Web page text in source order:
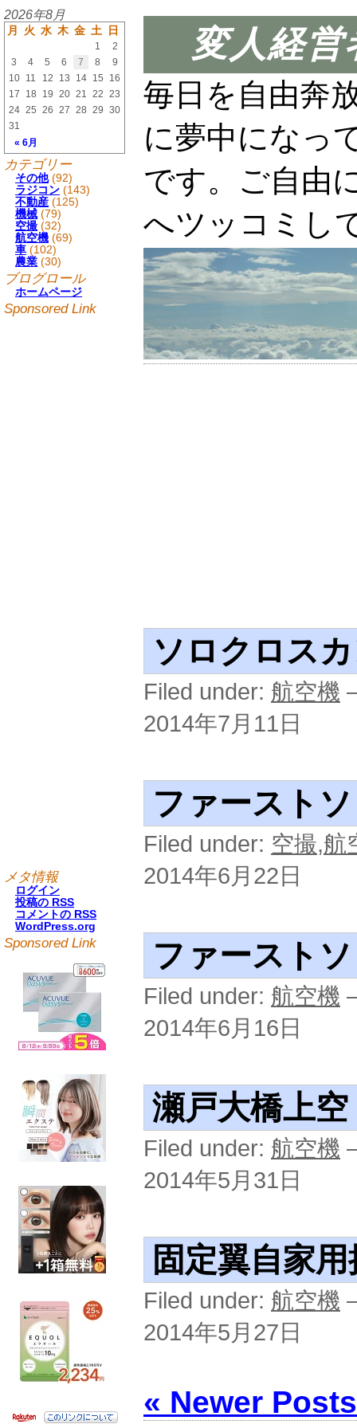
変人経
毎日を自由奔
に夢中になっ
です。ご自由
へツッコミし
ソロクロス
Filed under: 航空機
2014年7月11日
ファースト
Filed under: 空撮,航
2014年6月22日
ファースト
Filed under: 航空機
2014年6月16日
瀬戸大橋上空
Filed under: 航空機
2014年5月31日
固定翼自家
Filed under: 航空機
2014年5月27日
« Newer Posts
2026年8月
月 火 水 木 金 土 日
« 6月
1
2
3
4 5 6 7 8
9
10
11 12 13 14 15
16
17
18 19 20 21 22 23
24 25 26 27 28 29 30
31
カテゴリー
その他(92)
ラジコン (143)
不動産 (125)
機械 (79)
空撮 (32)
航空機 (69)
車 (102)
農業 (30)
ブログロール
ホームページ
Sponsored Link
メタ情報
ログイン
投稿の RSS
コメントの RSS
WordPress.org
Sponsored Link